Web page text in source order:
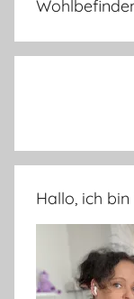
Hallo, ich